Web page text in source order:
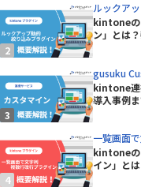
ルックア
kintoneの
ン」とは
gusuku
kintone連
導入事例
一覧画面
kintoneの
イン」と